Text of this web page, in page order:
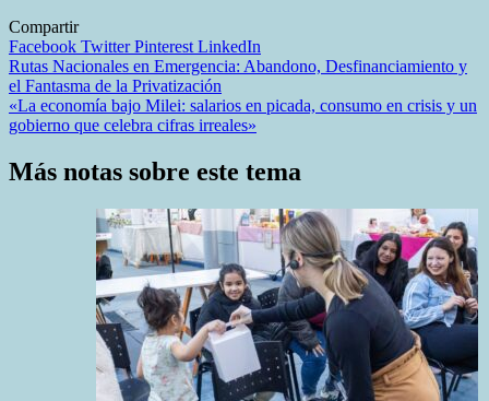
Compartir
Facebook TwitterPinterest LinkedIn
Navegación
de
entradas
Rutas Nacionales en Emergencia: Abandono, Desfinanciamiento y
el Fantasma de la Privatización
«La economía bajo Milei: salarios en picada, consumo en crisis y un
gobierno que celebra cifras irreales»
Más notas sobre este tema